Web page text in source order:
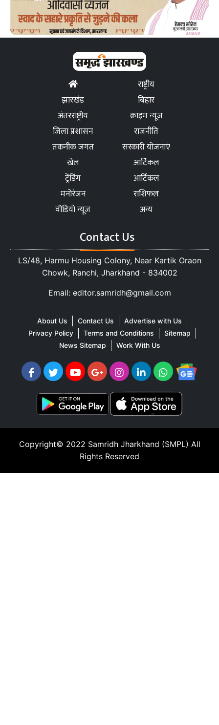
राष्ट्रीय
झारखंड
बिहार
अंतरराष्ट्रीय
क्राइम न्यूज
जिला प्रशासन
राजनीति
तकनीक जगत
सरकारी योजनाएं
खेल
आर्टिकल
ट्रेंडिंग
आर्टिकल
मनोरंजन
राशिफल
वीडियो न्यूज
अन्य
Contact Us
LS/48, Harmu Housing Colony, Near Kartik Oraon
Chowk, Ranchi, Jharkhand - 834002
Email: editor.samridh@gmail.com
About Us Contact Us
Advertise with Us
Privacy Policy
Terms and Conditions
Sitemap
News Sitemap
Work With Us
Copyright© 2022 Samridh Jharkhand (SMPL) All
Rights Reserved